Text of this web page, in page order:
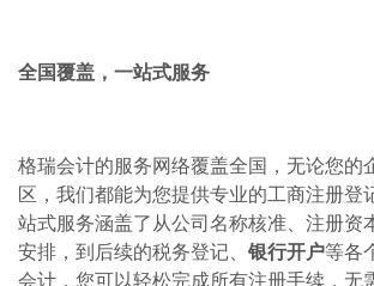
全国覆盖，一站式服务
格瑞会计的服务网络覆盖全国，无论您的
区，我们都能为您提供专业的工商注册登
站式服务涵盖了从公司名称核准、注册资
安排，到后续的税务登记、 银行开户等各
会计，您可以轻松完成所有注册手续，无